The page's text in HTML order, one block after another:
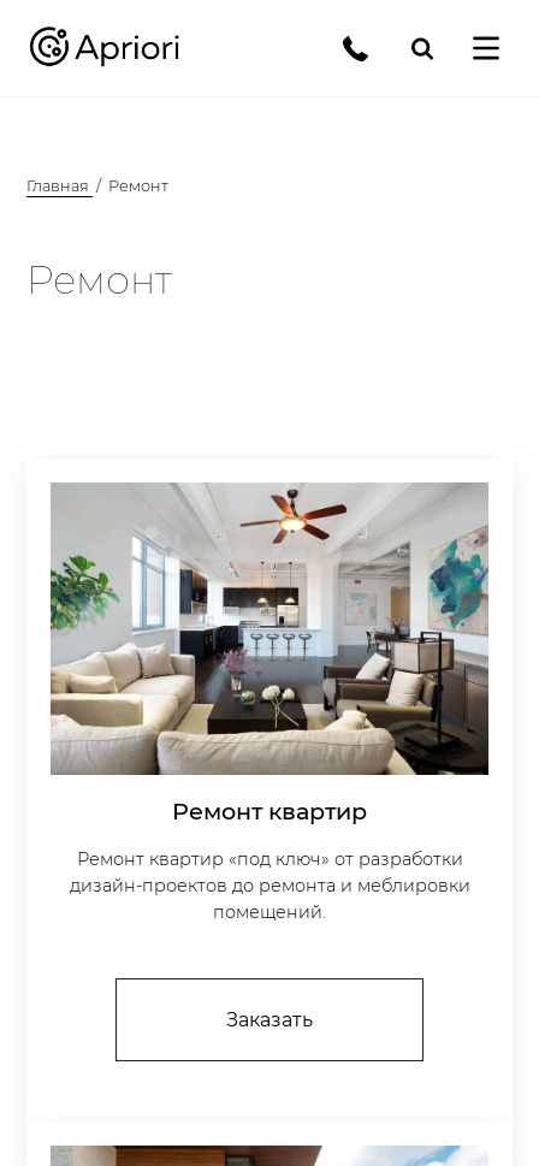
Главная Ремонт
Ремонт
Ремонт квартир
Ремонт квартир «под ключ» от разработки
дизайн-проектов до ремонта и меблировки
помещений.
Заказать